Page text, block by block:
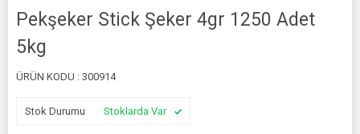
Pekşeker Stick Şeker 4gr 1250 Adet
5kg
ÜRÜN KODU : 300914
Stok Durumu Stoklarda Var